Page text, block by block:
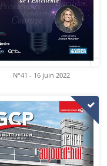
N°41 - 16 juin 2022